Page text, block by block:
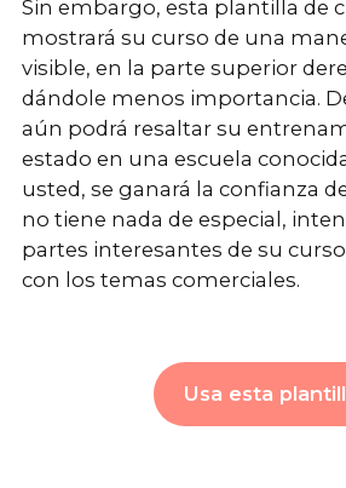
Sin embargo, esta plantilla de
mostrará su curso de una
visible, en la parte superior
dándole menos importancia.
aún podrá resaltar su
estado en una escuela
usted, se ganará la confianza
no tiene nada de especial,
partes interesantes de su
con los temas comerciales.
Usa esta